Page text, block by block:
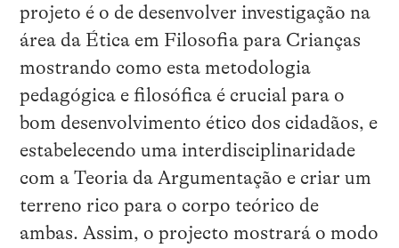
projeto é o de desenvolver investigação na
área da Ética em Filosofia para Crianças
mostrando como esta metodologia
pedagógica e filosófica é crucial para o
bom desenvolvimento ético dos cidadãos, e
estabelecendo uma interdisciplinaridade
com a Teoria da Argumentação e criar um
terreno rico para o corpo teórico de
ambas. Assim, o projecto mostrará o modo